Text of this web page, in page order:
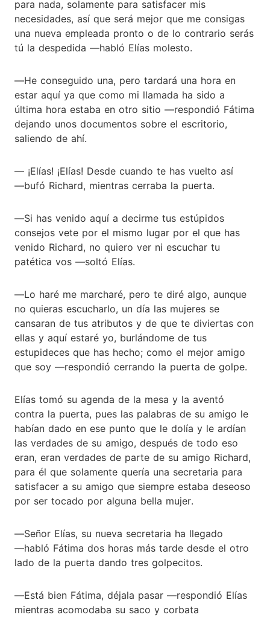
para nada, solamente para satisfacer mis
necesidades, así que será mejor que me consigas
una nueva empleada pronto o de lo contrario serás
tú la despedida ―habló Elías molesto.
―He conseguido una, pero tardará una hora en
estar aquí ya que como mi llamada ha sido a
última hora estaba en otro sitio ―respondió Fátima
dejando unos documentos sobre el escritorio,
saliendo de ahí.
― ¡Elías! ¡Elías! Desde cuando te has vuelto así
―bufó Richard, mientras cerraba la puerta.
―Si has venido aquí a decirme tus estúpidos
consejos vete por el mismo lugar por el que has
venido Richard, no quiero ver ni escuchar tu
patética vos ―soltó Elías.
―Lo haré me marcharé, pero te diré algo, aunque
no quieras escucharlo, un día las mujeres se
cansaran de tus atributos y de que te diviertas con
ellas y aquí estaré yo, burlándome de tus
estupideces que has hecho; como el mejor amigo
que soy ―respondió cerrando la puerta de golpe.
Elías tomó su agenda de la mesa y la aventó
contra la puerta, pues las palabras de su amigo le
habían dado en ese punto que le dolía y le ardían
las verdades de su amigo, después de todo eso
eran, eran verdades de parte de su amigo Richard,
para él que solamente quería una secretaria para
satisfacer a su amigo que siempre estaba deseoso
por ser tocado por alguna bella mujer.
―Señor Elías, su nueva secretaria ha llegado
―habló Fátima dos horas más tarde desde el otro
lado de la puerta dando tres golpecitos.
―Está bien Fátima, déjala pasar ―respondió Elías
mientras acomodaba su saco y corbata